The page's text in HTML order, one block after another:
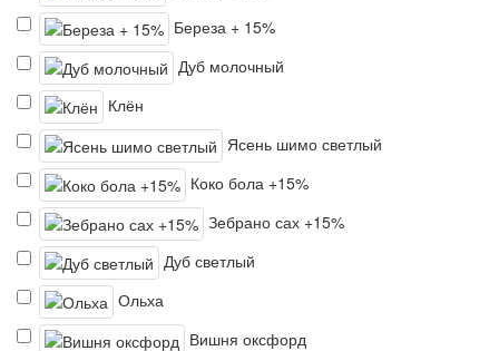
Береза + 15%
Дуб молочный
Клён
Ясень шимо светлый
Коко бола +15%
Зебрано сах +15%
Дуб светлый
Ольха
Вишня оксфорд